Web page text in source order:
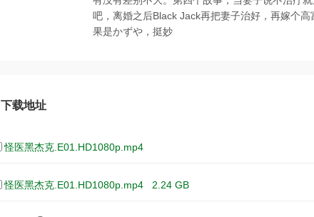
吧，离婚之后Black Jack再把妻子治好，再嫁个
果是かずや，挺妙
下载地址
怪医黑杰克.E01.HD1080p.mp4
怪医黑杰克.E01.HD1080p.mp4 2.24 GB